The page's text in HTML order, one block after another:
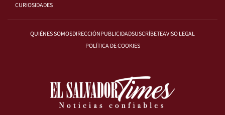
CURIOSIDADES
QUIÉNES SOMOSDIRECCIÓNPUBLICIDADSUSCRÍBETEAVISO LEGAL
POLÍTICA DE COOKIES